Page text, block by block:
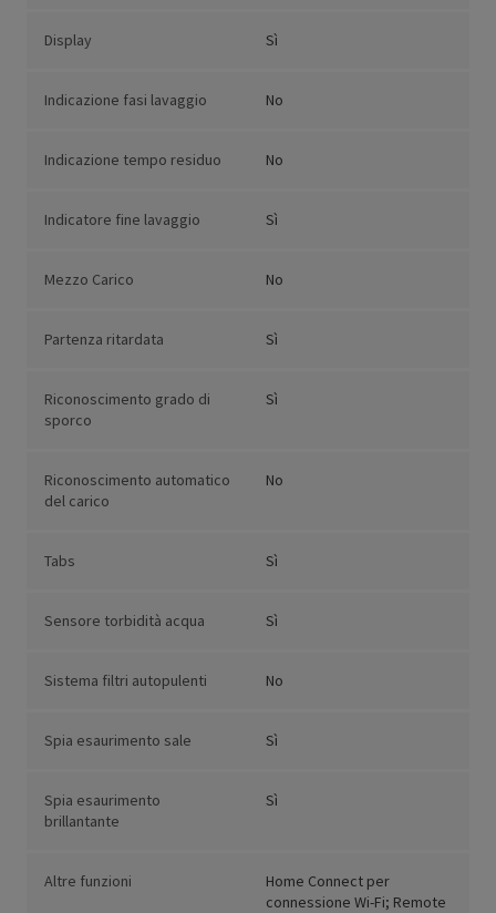
Display Sì
Indicazione fasi lavaggio No
Indicazione tempo residuo No
Indicatore fine lavaggio Sì
Mezzo Carico No
Partenza ritardata Sì
Riconoscimento grado di
sporco
Sì
Riconoscimento automatico
del carico
No
Tabs Sì
Sensore torbidità acqua Sì
Sistema filtri autopulenti No
Spia esaurimento sale Sì
Spia esaurimento
brillantante
Sì
Altre funzioni
Home Connect per
connessione Wi-Fi; Remote